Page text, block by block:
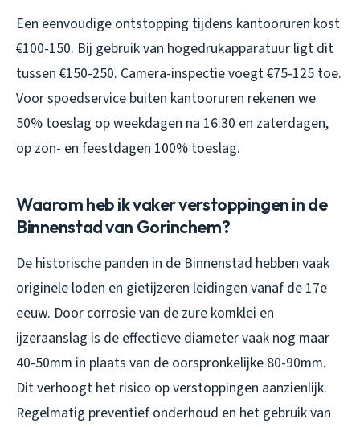
Een eenvoudige ontstopping tijdens kantooruren kost
€100-150. Bij gebruik van hogedrukapparatuur ligt dit
tussen €150-250. Camera-inspectie voegt €75-125 toe.
Voor spoedservice buiten kantooruren rekenen we
50% toeslag op weekdagen na 16:30 en zaterdagen,
op zon- en feestdagen 100% toeslag.
Waarom heb ik vaker verstoppingen in de
Binnenstad van Gorinchem?
De historische panden in de Binnenstad hebben vaak
originele loden en gietijzeren leidingen vanaf de 17e
eeuw. Door corrosie van de zure komklei en
ijzeraanslag is de effectieve diameter vaak nog maar
40-50mm in plaats van de oorspronkelijke 80-90mm.
Dit verhoogt het risico op verstoppingen aanzienlijk.
Regelmatig preventief onderhoud en het gebruik van